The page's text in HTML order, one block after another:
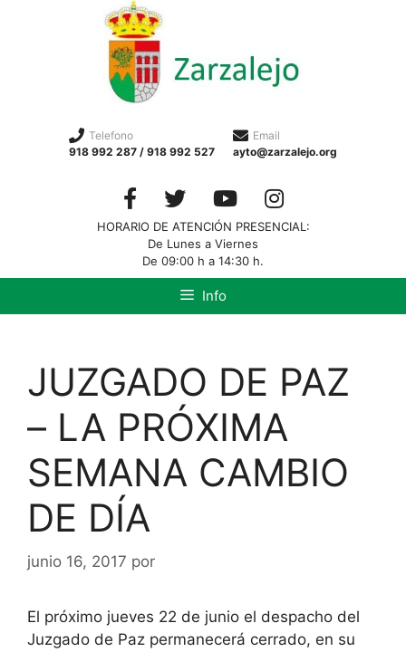
Telefono
918 992 287 / 918 992 527
Email
ayto@zarzalejo.org
HORARIO DE ATENCIÓN PRESENCIAL:
De Lunes a Viernes
De 09:00 h a 14:30 h.
Info
JUZGADO DE PAZ
– LA PRÓXIMA
SEMANA CAMBIO
DE DÍA
junio 16, 2017 por
El próximo jueves 22 de junio el despacho del
Juzgado de Paz permanecerá cerrado, en su